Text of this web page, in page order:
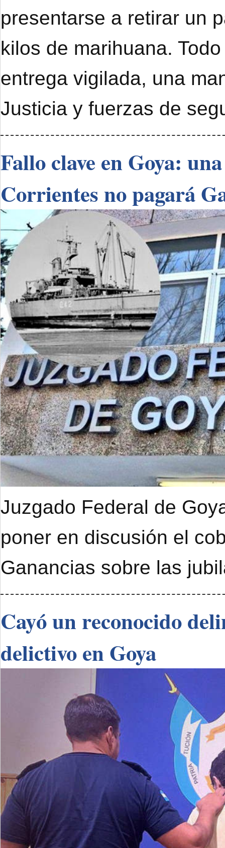
presentarse a retirar un
kilos de marihuana.
entrega vigilada, una
Justicia y fuerzas de
Fallo clave en Goya:
Corrientes no pagará
Juzgado Federal de
poner en discusión el
Ganancias sobre las
Cayó un reconocido
delictivo en Goya